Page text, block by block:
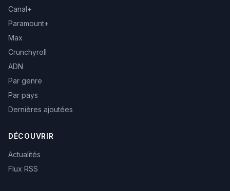
Canal+
Paramount+
Max
Crunchyroll
ADN
Par genre
Par pays
Dernières ajoutées
DÉCOUVRIR
Actualités
Flux RSS